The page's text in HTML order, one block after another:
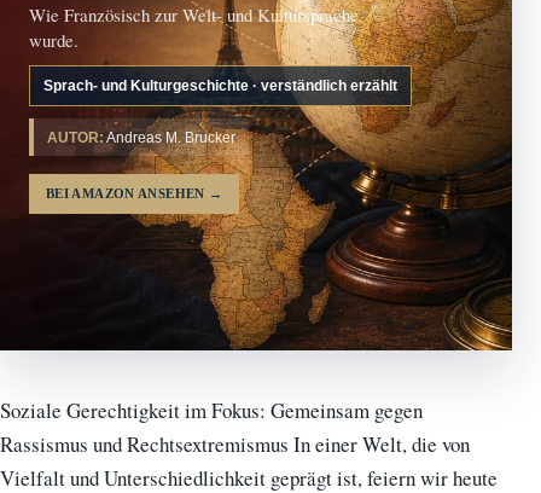
Wie Französisch zur Welt- und Kultursprache
wurde.
Sprach- und Kulturgeschichte · verständlich erzählt
AUTOR: Andreas M. Brucker
BEI AMAZON ANSEHEN →
Soziale Gerechtigkeit im Fokus: Gemeinsam gegen
Rassismus und Rechtsextremismus In einer Welt, die von
Vielfalt und Unterschiedlichkeit geprägt ist, feiern wir heute